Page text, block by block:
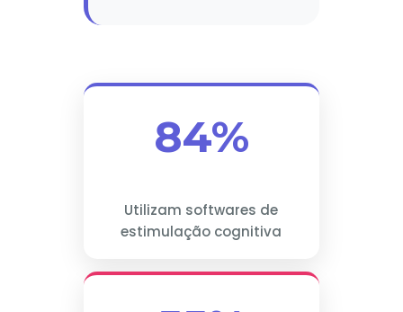
84%
Utilizam softwares de
estimulação cognitiva